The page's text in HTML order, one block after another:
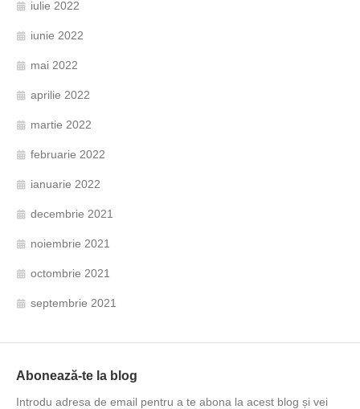
iulie 2022
iunie 2022
mai 2022
aprilie 2022
martie 2022
februarie 2022
ianuarie 2022
decembrie 2021
noiembrie 2021
octombrie 2021
septembrie 2021
Abonează-te la blog
Introdu adresa de email pentru a te abona la acest blog și vei